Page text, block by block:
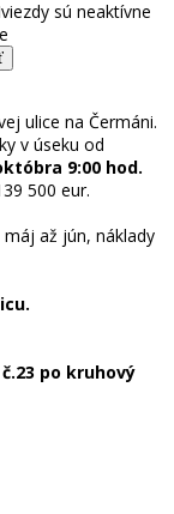
ulice na Čermáni.
v úseku od
9:00 hod.
500 eur.
až jún, náklady
po kruhový